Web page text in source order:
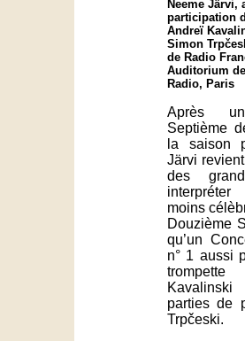
Neeme Järvi,
participation
Andreï
Simon
de Radio
Auditorium
Radio, Paris
Après
Septième
la saison
Järvi
des
moins
Douzième
qu’un
n° 1 aussi
parties de
Trpčeski.